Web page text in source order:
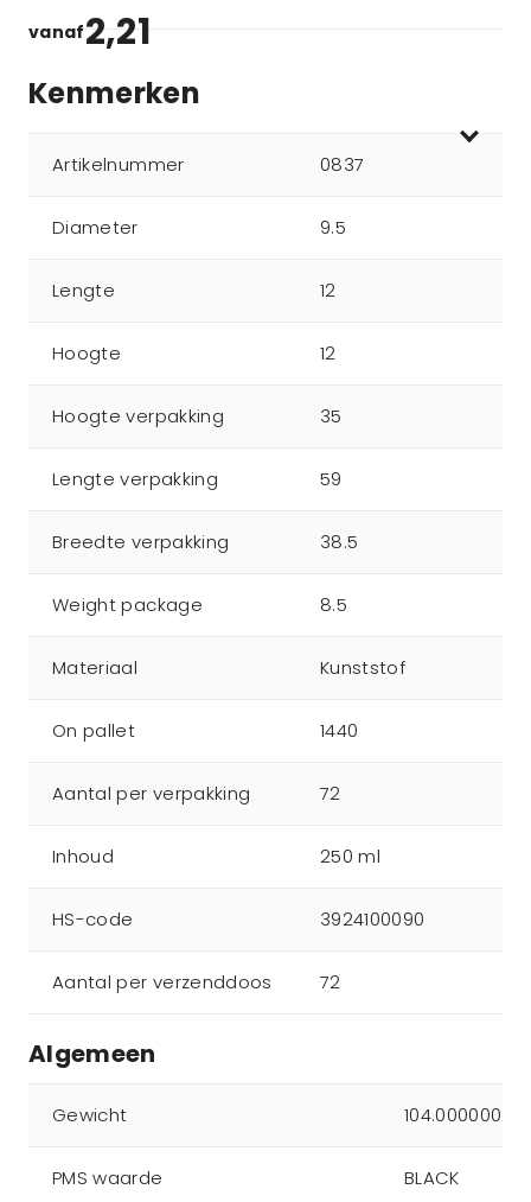
vanaf2,21
Kenmerken
Artikelnummer 0837
Diameter 9.5
Lengte 12
Hoogte 12
Hoogte verpakking 35
Lengte verpakking 59
Breedte verpakking 38.5
Weight package 8.5
Materiaal Kunststof
On pallet 1440
Aantal per verpakking 72
Inhoud 250 ml
HS-code 3924100090
Aantal per verzenddoos 72
Algemeen
Gewicht 104.000000
PMS waarde BLACK